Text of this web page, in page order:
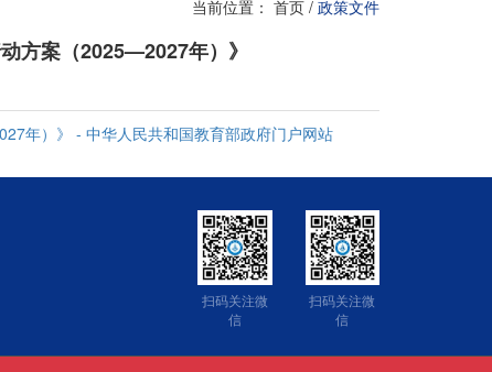
当前位置： 首页 / 政策文件
方案（2025—2027年）》
年）》 - 中华人民共和国教育部政府门户网站
扫码关注微
信
扫码关注微
信